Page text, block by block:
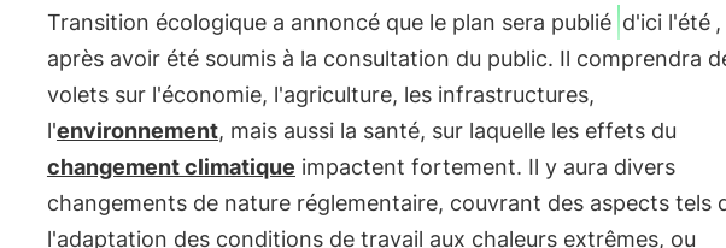
Transition écologique a annoncé que le plan sera publié d'ici l'été ,
après avoir été soumis à la consultation du public. Il comprendra
volets sur l'économie, l'agriculture, les infrastructures,
l'environnement, mais aussi la santé, sur laquelle les effets du
changement climatique impactent fortement. Il y aura divers
changements de nature réglementaire, couvrant des aspects tels
l'adaptation des conditions de travail aux chaleurs extrêmes, ou